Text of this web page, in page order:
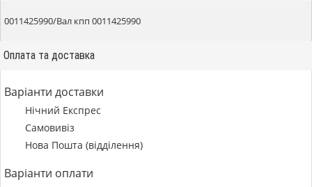
0011425990/Вал кпп 0011425990
Оплата та доставка
Варіанти доставки
Нічний Експрес
Самовивіз
Нова Пошта (відділення)
Варіанти оплати